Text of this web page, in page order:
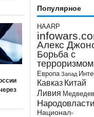
Популярное
HAARP
Алекс
Борьба с
терроризмом
Европа Запад
Кавказ Китай
Ливия Медведев
Национал-